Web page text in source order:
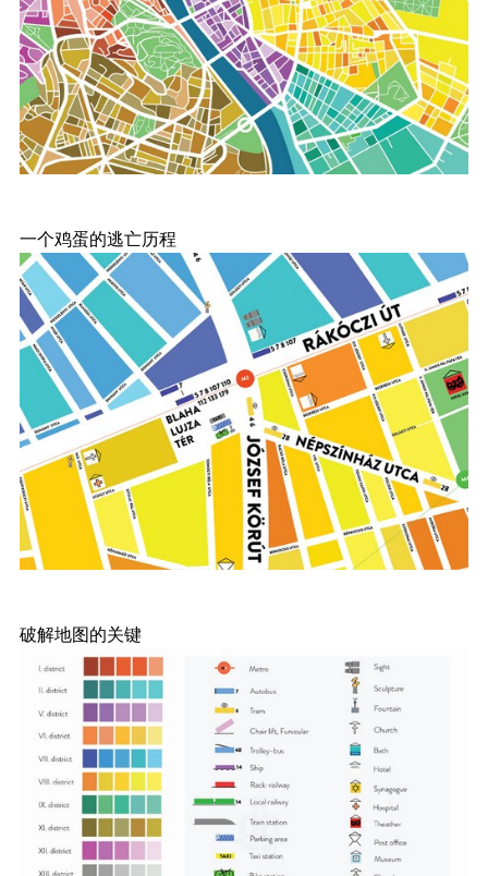
一个鸡蛋的逃亡历程
破解地图的关键